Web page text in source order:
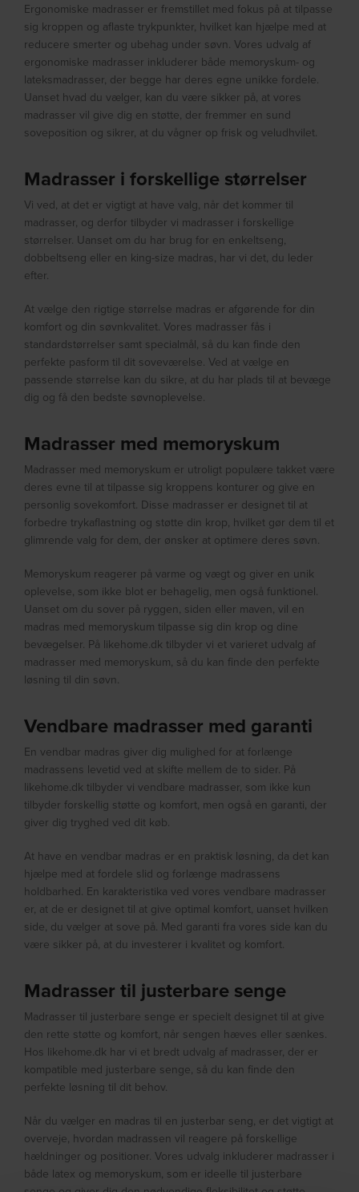
Ergonomiske madrasser er fremstillet med fokus på at tilpasse
sig kroppen og aflaste trykpunkter, hvilket kan hjælpe med at
reducere smerter og ubehag under søvn. Vores udvalg af
ergonomiske madrasser inkluderer både memoryskum- og
lateksmadrasser, der begge har deres egne unikke fordele.
Uanset hvad du vælger, kan du være sikker på, at vores
madrasser vil give dig en støtte, der fremmer en sund
soveposition og sikrer, at du vågner op frisk og veludhvilet.
Madrasser i forskellige størrelser
Vi ved, at det er vigtigt at have valg, når det kommer til
madrasser, og derfor tilbyder vi madrasser i forskellige
størrelser. Uanset om du har brug for en enkeltseng,
dobbeltseng eller en king-size madras, har vi det, du leder
efter.
At vælge den rigtige størrelse madras er afgørende for din
komfort og din søvnkvalitet. Vores madrasser fås i
standardstørrelser samt specialmål, så du kan finde den
perfekte pasform til dit soveværelse. Ved at vælge en
passende størrelse kan du sikre, at du har plads til at bevæge
dig og få den bedste søvnoplevelse.
Madrasser med memoryskum
Madrasser med memoryskum er utroligt populære takket være
deres evne til at tilpasse sig kroppens konturer og give en
personlig sovekomfort. Disse madrasser er designet til at
forbedre trykaflastning og støtte din krop, hvilket gør dem til et
glimrende valg for dem, der ønsker at optimere deres søvn.
Memoryskum reagerer på varme og vægt og giver en unik
oplevelse, som ikke blot er behagelig, men også funktionel.
Uanset om du sover på ryggen, siden eller maven, vil en
madras med memoryskum tilpasse sig din krop og dine
bevægelser. På likehome.dk tilbyder vi et varieret udvalg af
madrasser med memoryskum, så du kan finde den perfekte
løsning til din søvn.
Vendbare madrasser med garanti
En vendbar madras giver dig mulighed for at forlænge
madrassens levetid ved at skifte mellem de to sider. På
likehome.dk tilbyder vi vendbare madrasser, som ikke kun
tilbyder forskellig støtte og komfort, men også en garanti, der
giver dig tryghed ved dit køb.
At have en vendbar madras er en praktisk løsning, da det kan
hjælpe med at fordele slid og forlænge madrassens
holdbarhed. En karakteristika ved vores vendbare madrasser
er, at de er designet til at give optimal komfort, uanset hvilken
side, du vælger at sove på. Med garanti fra vores side kan du
være sikker på, at du investerer i kvalitet og komfort.
Madrasser til justerbare senge
Madrasser til justerbare senge er specielt designet til at give
den rette støtte og komfort, når sengen hæves eller sænkes.
Hos likehome.dk har vi et bredt udvalg af madrasser, der er
kompatible med justerbare senge, så du kan finde den
perfekte løsning til dit behov.
Når du vælger en madras til en justerbar seng, er det vigtigt at
overveje, hvordan madrassen vil reagere på forskellige
hældninger og positioner. Vores udvalg inkluderer madrasser i
både latex og memoryskum, som er ideelle til justerbare